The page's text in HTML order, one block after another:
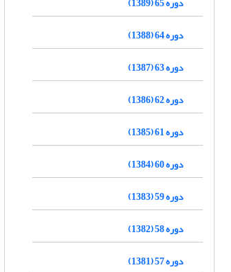
دوره 64 (1388)
دوره 63 (1387)
دوره 62 (1386)
دوره 61 (1385)
دوره 60 (1384)
دوره 59 (1383)
دوره 58 (1382)
دوره 57 (1381)